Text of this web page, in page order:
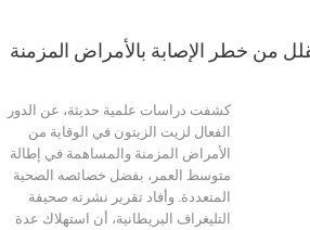
من خطر الإصابة بالأمراض المزمنة
كشفت دراسات علمية حديثة، عن الدور
الفعال لزيت الزيتون في الوقاية من
الأمراض المزمنة والمساهمة في إطالة
متوسط العمر، بفضل خصائصه الصحية
المتعددة. وأفاد تقرير نشرته صحيفة
التليغراف البريطانية، أن استهلاك عدة